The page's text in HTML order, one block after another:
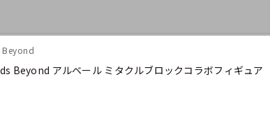
Beyond アルベール ミタクルブロックコラボフィギュア